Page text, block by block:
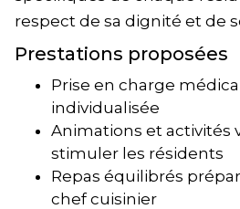
respect de sa dignité et de
Prestations proposées
Prise en charge
individualisée
Animations et activités
stimuler les résidents
Repas équilibrés
chef cuisinier